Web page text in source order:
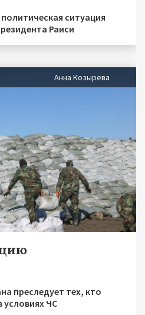
ситуация
Раиси
Анна Козырева
преследует тех, кто
условиях ЧС